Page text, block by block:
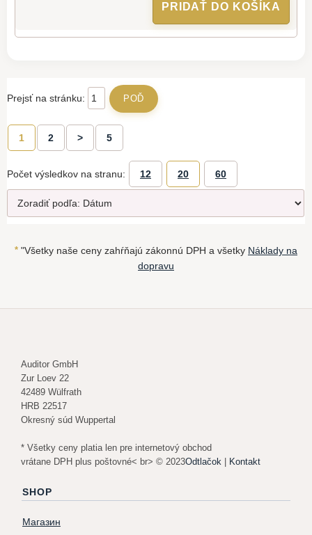
PRIDAŤ DO KOŠÍKA
Prejsť na stránku:
1 2 > 5
Počet výsledkov na stranu: 12 20 60
* "Všetky naše ceny zahŕňajú zákonnú DPH a všetky Náklady na
dopravu
Auditor GmbH
Zur Loev 22
42489 Wülfrath
HRB 22517
Okresný súd Wuppertal
* Všetky ceny platia len pre internetový obchod
vrátane DPH plus poštovné< br> © 2023Odtlačok | Kontakt
SHOP
Магазин